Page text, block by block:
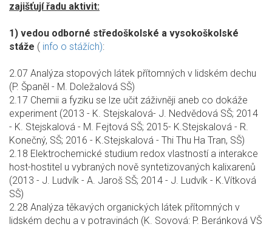
zajišťují řadu aktivit:
1) vedou odborné středoškolské a vysokoškolské
stáže ( info o stážích):
2.07 Analýza stopových látek přítomných v lidském dechu
(P. Španěl - M. Doležalová SŠ)
2.17 Chemii a fyziku se lze učit záživněji aneb co dokáže
experiment (2013 - K. Stejskalová- J. Nedvědová SŠ; 2014
- K. Stejskalová - M. Fejtová SŠ; 2015- K.Stejskalová - R.
Konečný, SŠ; 2016 - K.Stejskalová - Thi Thu Ha Tran, SŠ)
2.18 Elektrochemické studium redox vlastností a interakce
host-hostitel u vybraných nově syntetizovaných kalixarenů
(2013 - J. Ludvík - A. Jaroš SŠ; 2014 - J. Ludvík - K.Vítková
SŠ)
2.28 Analýza těkavých organických látek přítomných v
lidském dechu a v potravinách (K. Sovová: P. Beránková VŠ